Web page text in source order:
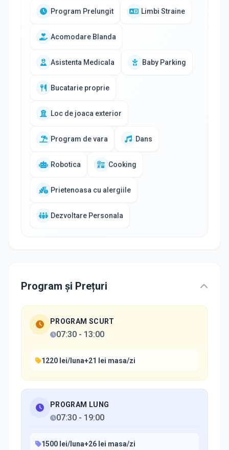
Program Prelungit Limbi Straine
Acomodare Blanda
Asistenta Medicala Baby Parking
Bucatarie proprie
Loc de joaca exterior
Program de vara Dans
Robotica Cooking
Prietenoasa cu alergiile
Dezvoltare Personala
Program și Prețuri
PROGRAM SCURT
07:30 - 13:00
1220 lei/luna+21 lei masa/zi
PROGRAM LUNG
07:30 - 19:00
1500 lei/luna+26 lei masa/zi